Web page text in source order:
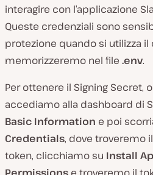
interagire con l’applicazione
Queste credenziali sono
protezione quando si utilizza
memorizzeremo nel file .env.
Per ottenere il Signing Secret,
accediamo alla dashboard di
Basic Information e poi
Credentials, dove troveremo
token, clicchiamo su Install